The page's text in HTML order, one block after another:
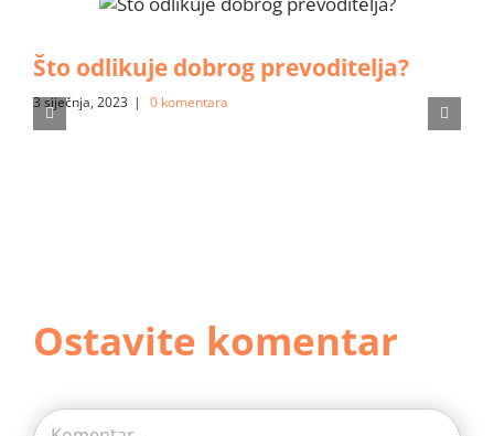
Što odlikuje dobrog prevoditelja?
3 siječnja, 2023 | 0 komentara
Ostavite komentar
Comment